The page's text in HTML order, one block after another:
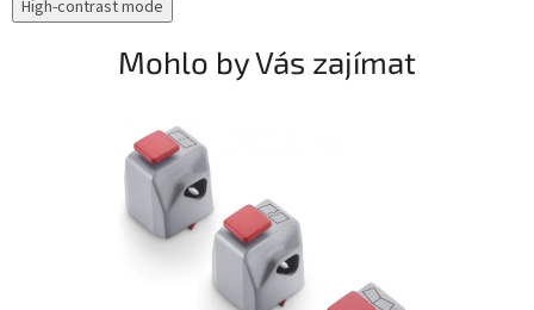
High-contrast mode
Mohlo by Vás zajímat